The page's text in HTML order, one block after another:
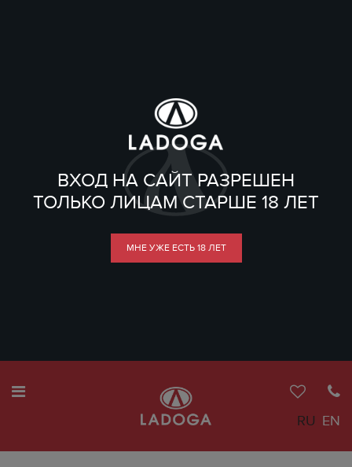
ВХОД НА САЙТ РАЗРЕШЕН
ТОЛЬКО ЛИЦАМ СТАРШЕ 18 ЛЕТ
МНЕ УЖЕ ЕСТЬ 18 ЛЕТ
RU EN